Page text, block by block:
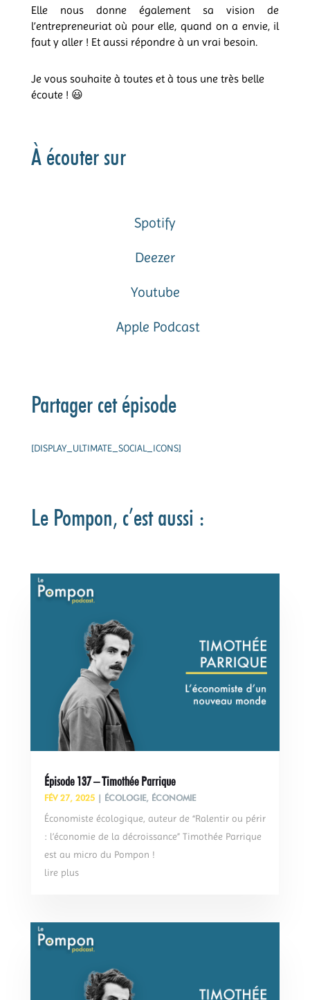
Elle nous donne également sa vision de
l’entrepreneuriat où pour elle, quand on a envie, il
faut y aller ! Et aussi répondre à un vrai besoin.
Je vous souhaite à toutes et à tous une très belle
écoute ! 😃
À écouter sur
Spotify
Deezer
Youtube
Apple Podcast
Partager cet épisode
[DISPLAY_ULTIMATE_SOCIAL_ICONS]
Le Pompon, c’est aussi :
Épisode 137 – Timothée Parrique
FÉV 27, 2025| ÉCOLOGIE, ÉCONOMIE
Économiste écologique, auteur de “Ralentir ou périr
: l’économie de la décroissance” Timothée Parrique
est au micro du Pompon !
lire plus